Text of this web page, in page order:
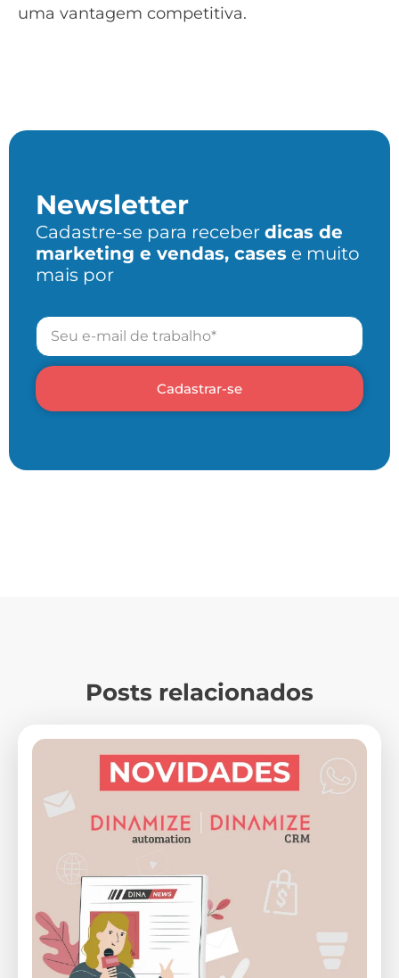
uma vantagem competitiva.
Newsletter
Cadastre-se para receber dicas de
marketing e vendas, cases e muito
mais por
Cadastrar-se
Posts relacionados